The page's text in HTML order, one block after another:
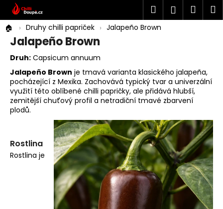
Přejít
obsah
Hledat
Druhy chilli papriček Jalapeño Brown
Jalapeño Brown
Druh: Capsicum annuum
Jalapeño Brown je tmavá varianta klasického jalapeña,
pocházející z Mexika. Zachovává typický tvar a univerzální
využití této oblíbené chilli papričky, ale přidává hlubší,
zemitější chuťový profil a netradiční tmavé zbarvení
plodů.
Rostlina
Rostlina je
o ZpětCo potřebujete najít?